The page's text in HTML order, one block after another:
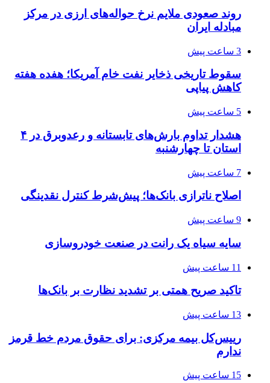
روند صعودی ملایم نرخ حواله‌های ارزی در مرکز
مبادله ایران
3 ساعت پیش
سقوط تاریخی ذخایر نفت خام آمریکا؛ هفده هفته
کاهش پیاپی
5 ساعت پیش
هشدار تداوم بارش‌های تابستانه و رعدوبرق در ۴
استان تا چهارشنبه
7 ساعت پیش
اصلاح ناترازی بانک‌ها؛ پیش‌شرط کنترل نقدینگی
9 ساعت پیش
سایه سیاه یک رانت در صنعت خودروسازی
11 ساعت پیش
تاکید صریح همتی بر تشدید نظارت بر بانک‌ها
13 ساعت پیش
رییس‌کل بیمه مرکزی: برای حقوق مردم خط قرمز
ندارم
15 ساعت پیش